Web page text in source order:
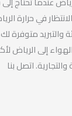
في حرارة
متوفرة لك
اتصل بنا